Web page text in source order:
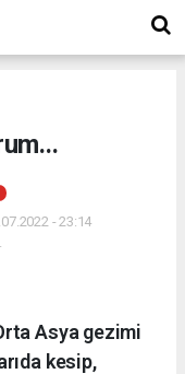
- 23:14
Asya gezimi
kesip,